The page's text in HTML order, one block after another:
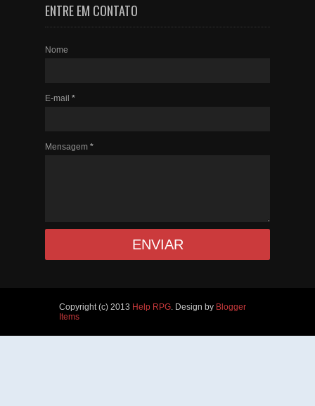
ENTRE EM CONTATO
Nome
E-mail *
Mensagem *
Copyright (c) 2013 Help RPG . Design by Blogger
Items